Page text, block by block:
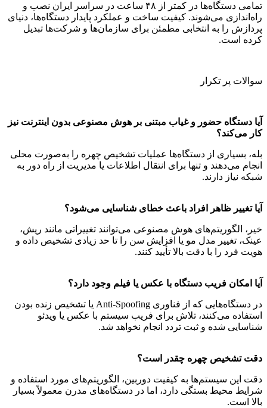
تمامی دستگاه‌ها در کمتر از ۴۸ ساعت در سراسر ایران نصب و
راه‌اندازی می‌شوند. کیفیت ساخت و عملکرد پایدار دستگاه‌ها، دنیای
پردازش را به انتخابی مطمئن برای سازمان‌ها و شرکت‌ها تبدیل
کرده است.
سوالات پر تکرار
آیا دستگاه حضور و غیاب مبتنی بر هوش مصنوعی بدون اینترنت نیز
کار می‌کند؟
بله، بسیاری از دستگاه‌ها عملیات تشخیص چهره را به‌صورت محلی
انجام می‌دهند و تنها برای انتقال اطلاعات یا مدیریت از راه دور به
شبکه نیاز دارند.
آیا تغییر ظاهر افراد باعث خطای شناسایی می‌شود؟
خیر، الگوریتم‌های هوش مصنوعی می‌توانند تغییراتی مانند ریش،
عینک، تغییر مدل مو یا افزایش سن را تا حد زیادی تشخیص داده و
هویت فرد را با دقت بالا تأیید کنند.
آیا امکان فریب دستگاه با عکس یا فیلم وجود دارد؟
در دستگاه‌هایی که از فناوری Anti-Spoofing یا تشخیص زنده بودن
استفاده می‌کنند، تلاش برای فریب سیستم با عکس یا ویدئو
شناسایی شده و ثبت تردد انجام نخواهد شد.
دقت تشخیص چهره چقدر است؟
دقت این سیستم‌ها به کیفیت دوربین، الگوریتم‌های مورد استفاده و
شرایط محیط بستگی دارد، اما در دستگاه‌های مدرن معمولاً بسیار
بالا است.